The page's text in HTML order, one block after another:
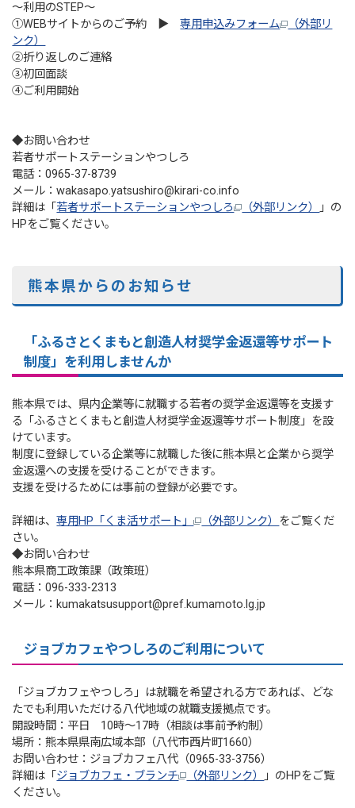
～利用のSTEP～
①WEBサイトからのご予約 ▶専用申込みフォーム
（外部リ
ンク）
②折り返しのご連絡
③初回面談
④ご利用開始
◆お問い合わせ
若者サポートステーションやつしろ
電話：0965-37-8739
メール：wakasapo.yatsushiro@kirari-co.info
詳細は「若者サポートステーションやつしろ （外部リンク）
」の
HPをご覧ください。
熊本県からのお知らせ
「ふるさとくまもと創造人材奨学金返還等サポート
制度」を利用しませんか
熊本県では、県内企業等に就職する若者の奨学金返還等を支援す
る「ふるさとくまもと創造人材奨学金返還等サポート制度」を設
けています。
制度に登録している企業等に就職した後に熊本県と企業から奨学
金返還への支援を受けることができます。
支援を受けるためには事前の登録が必要です。
詳細は、専用HP「くま活サポート」 （外部リンク） をご覧くだ
さい。
◆お問い合わせ
熊本県商工政策課（政策班）
電話：096-333-2313
メール：kumakatsusupport@pref.kumamoto.lg.jp
ジョブカフェやつしろのご利用について
「ジョブカフェやつしろ」は就職を希望される方であれば、どな
たでも利用いただける八代地域の就職支援拠点です。
開設時間：平日 10時～17時（相談は事前予約制）
場所：熊本県県南広域本部（八代市西片町1660）
お問い合わせ：ジョブカフェ八代（0965-33-3756）
詳細は「 ジョブカフェ・ブランチ （外部リンク）
」のHPをご覧
ください。